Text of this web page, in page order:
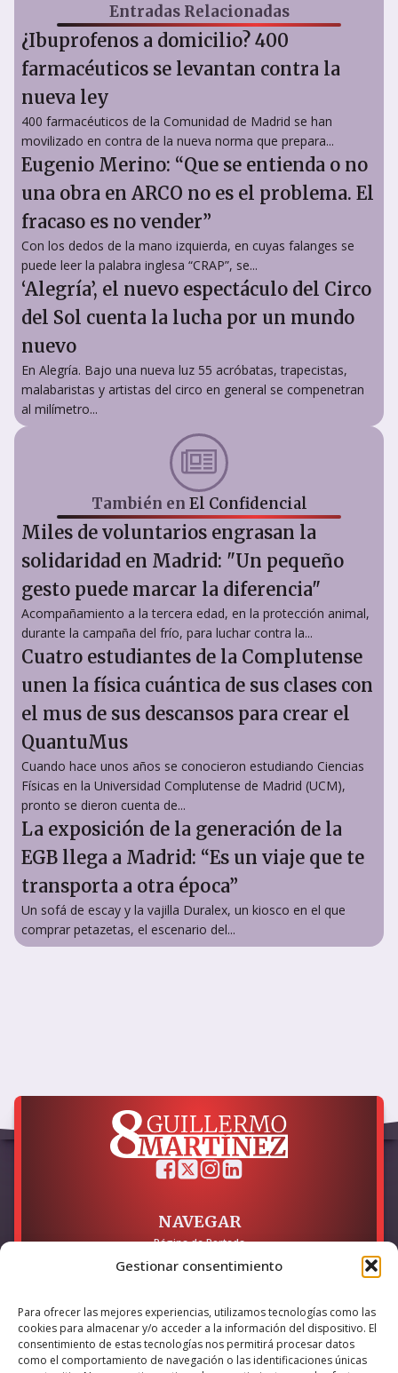
Gestionar consentimiento
Para ofrecer las mejores experiencias, utilizamos tecnologías como las
cookies para almacenar y/o acceder a la información del dispositivo. El
consentimiento de estas tecnologías nos permitirá procesar datos
como el comportamiento de navegación o las identificaciones únicas
Entradas Relacionadas
¿Ibuprofenos a domicilio? 400
farmacéuticos se levantan contra la
nueva ley
400 farmacéuticos de la Comunidad de Madrid se han
movilizado en contra de la nueva norma que prepara...
Eugenio Merino: “Que se entienda o no
una obra en ARCO no es el problema. El
fracaso es no vender”
Con los dedos de la mano izquierda, en cuyas falanges se
puede leer la palabra inglesa “CRAP”, se...
‘Alegría’, el nuevo espectáculo del Circo
del Sol cuenta la lucha por un mundo
nuevo
En Alegría. Bajo una nueva luz 55 acróbatas, trapecistas,
malabaristas y artistas del circo en general se compenetran
al milímetro...
También en El Confidencial
Miles de voluntarios engrasan la
solidaridad en Madrid: "Un pequeño
gesto puede marcar la diferencia"
Acompañamiento a la tercera edad, en la protección animal,
durante la campaña del frío, para luchar contra la...
Cuatro estudiantes de la Complutense
unen la física cuántica de sus clases con
el mus de sus descansos para crear el
QuantuMus
Cuando hace unos años se conocieron estudiando Ciencias
Físicas en la Universidad Complutense de Madrid (UCM),
pronto se dieron cuenta de...
La exposición de la generación de la
EGB llega a Madrid: “Es un viaje que te
transporta a otra época”
Un sofá de escay y la vajilla Duralex, un kiosco en el que
comprar petazetas, el escenario del...
NAVEGAR
Página de Portada
LEGAL
Política de Privacidad
Política de Cookies
Accesibilidad